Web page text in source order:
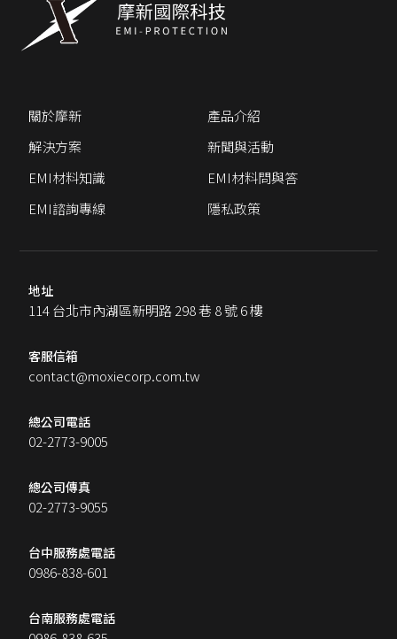
關於摩新
產品介紹
解決方案
新聞與活動
EMI材料知識
EMI材料問與答
EMI諮詢專線
隱私政策
地址
114 台北市內湖區新明路 298 巷 8 號 6 樓
客服信箱
contact@moxiecorp.com.tw
總公司電話
02-2773-9005
總公司傳真
02-2773-9055
台中服務處電話
0986-838-601
台南服務處電話